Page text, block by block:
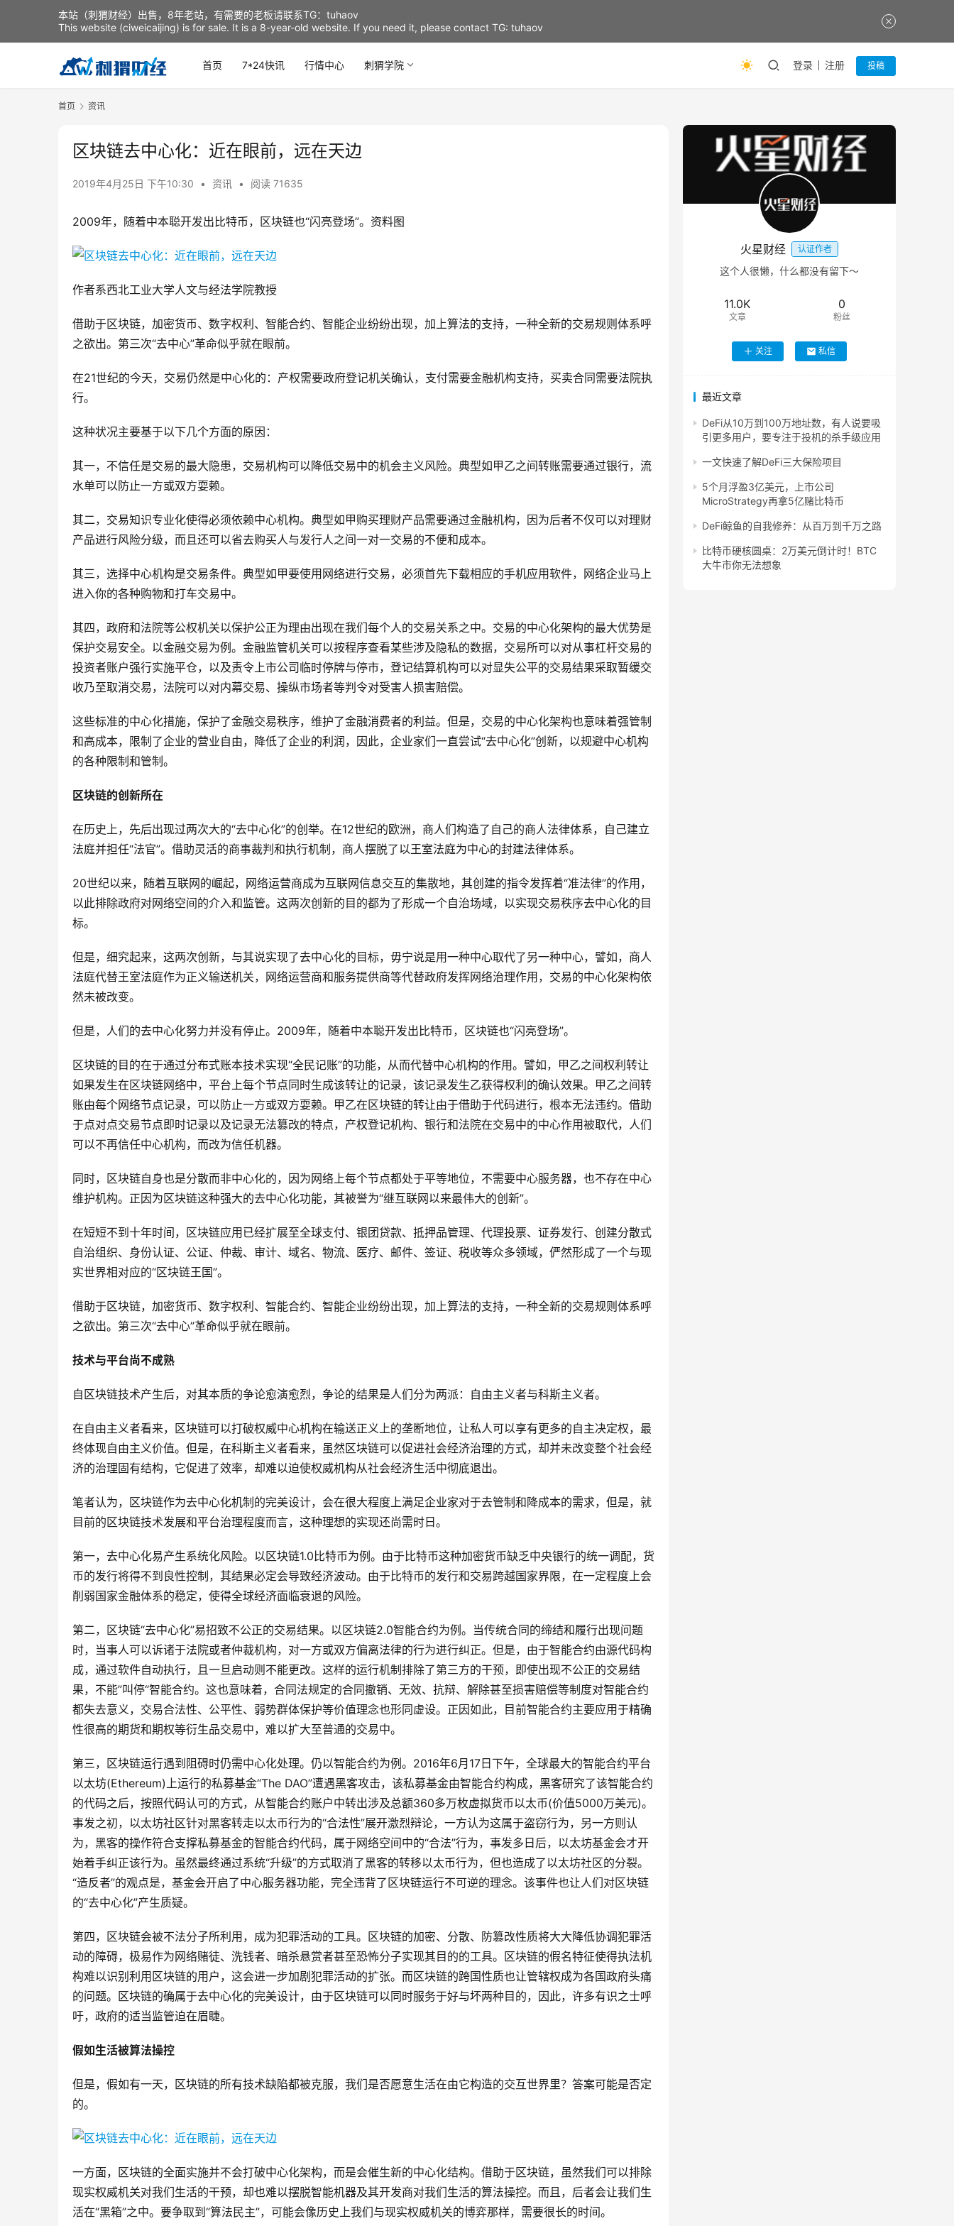
首页 7*24快讯 行情中心 刺猬学院 登录 注册 投稿
首页 资讯
区块链去中心化：近在眼前，远在天边
2019年4月25日 下午10:30 • 资讯 • 阅读 71635
2009年，随着中本聪开发出比特币，区块链也“闪亮登场”。资料图
作者系西北工业大学人文与经法学院教授
借助于区块链，加密货币、数字权利、智能合约、智能企业纷纷出现，加上算法的支持，一种全新的交易规则体系呼
之欲出。第三次“去中心”革命似乎就在眼前。
在21世纪的今天，交易仍然是中心化的：产权需要政府登记机关确认，支付需要金融机构支持，买卖合同需要法院执
行。
这种状况主要基于以下几个方面的原因：
其一，不信任是交易的最大隐患，交易机构可以降低交易中的机会主义风险。典型如甲乙之间转账需要通过银行，流
水单可以防止一方或双方耍赖。
其二，交易知识专业化使得必须依赖中心机构。典型如甲购买理财产品需要通过金融机构，因为后者不仅可以对理财
产品进行风险分级，而且还可以省去购买人与发行人之间一对一交易的不便和成本。
其三，选择中心机构是交易条件。典型如甲要使用网络进行交易，必须首先下载相应的手机应用软件，网络企业马上
进入你的各种购物和打车交易中。
其四，政府和法院等公权机关以保护公正为理由出现在我们每个人的交易关系之中。交易的中心化架构的最大优势是
保护交易安全。以金融交易为例。金融监管机关可以按程序查看某些涉及隐私的数据，交易所可以对从事杠杆交易的
投资者账户强行实施平仓，以及责令上市公司临时停牌与停市，登记结算机构可以对显失公平的交易结果采取暂缓交
收乃至取消交易，法院可以对内幕交易、操纵市场者等判令对受害人损害赔偿。
这些标准的中心化措施，保护了金融交易秩序，维护了金融消费者的利益。但是，交易的中心化架构也意味着强管制
和高成本，限制了企业的营业自由，降低了企业的利润，因此，企业家们一直尝试“去中心化”创新，以规避中心机构
的各种限制和管制。
区块链的创新所在
在历史上，先后出现过两次大的“去中心化”的创举。在12世纪的欧洲，商人们构造了自己的商人法律体系，自己建立
法庭并担任“法官”。借助灵活的商事裁判和执行机制，商人摆脱了以王室法庭为中心的封建法律体系。
20世纪以来，随着互联网的崛起，网络运营商成为互联网信息交互的集散地，其创建的指令发挥着“准法律”的作用，
以此排除政府对网络空间的介入和监管。这两次创新的目的都为了形成一个自治场域，以实现交易秩序去中心化的目
标。
但是，细究起来，这两次创新，与其说实现了去中心化的目标，毋宁说是用一种中心取代了另一种中心，譬如，商人
法庭代替王室法庭作为正义输送机关，网络运营商和服务提供商等代替政府发挥网络治理作用，交易的中心化架构依
然未被改变。
但是，人们的去中心化努力并没有停止。2009年，随着中本聪开发出比特币，区块链也“闪亮登场”。
区块链的目的在于通过分布式账本技术实现“全民记账”的功能，从而代替中心机构的作用。譬如，甲乙之间权利转让
如果发生在区块链网络中，平台上每个节点同时生成该转让的记录，该记录发生乙获得权利的确认效果。甲乙之间转
账由每个网络节点记录，可以防止一方或双方耍赖。甲乙在区块链的转让由于借助于代码进行，根本无法违约。借助
于点对点交易节点即时记录以及记录无法篡改的特点，产权登记机构、银行和法院在交易中的中心作用被取代，人们
可以不再信任中心机构，而改为信任机器。
同时，区块链自身也是分散而非中心化的，因为网络上每个节点都处于平等地位，不需要中心服务器，也不存在中心
维护机构。正因为区块链这种强大的去中心化功能，其被誉为“继互联网以来最伟大的创新”。
在短短不到十年时间，区块链应用已经扩展至全球支付、银团贷款、抵押品管理、代理投票、证券发行、创建分散式
自治组织、身份认证、公证、仲裁、审计、域名、物流、医疗、邮件、签证、税收等众多领域，俨然形成了一个与现
实世界相对应的“区块链王国”。
借助于区块链，加密货币、数字权利、智能合约、智能企业纷纷出现，加上算法的支持，一种全新的交易规则体系呼
之欲出。第三次“去中心”革命似乎就在眼前。
技术与平台尚不成熟
自区块链技术产生后，对其本质的争论愈演愈烈，争论的结果是人们分为两派：自由主义者与科斯主义者。
在自由主义者看来，区块链可以打破权威中心机构在输送正义上的垄断地位，让私人可以享有更多的自主决定权，最
终体现自由主义价值。但是，在科斯主义者看来，虽然区块链可以促进社会经济治理的方式，却并未改变整个社会经
济的治理固有结构，它促进了效率，却难以迫使权威机构从社会经济生活中彻底退出。
笔者认为，区块链作为去中心化机制的完美设计，会在很大程度上满足企业家对于去管制和降成本的需求，但是，就
目前的区块链技术发展和平台治理程度而言，这种理想的实现还尚需时日。
第一，去中心化易产生系统化风险。以区块链1.0比特币为例。由于比特币这种加密货币缺乏中央银行的统一调配，货
币的发行将得不到良性控制，其结果必定会导致经济波动。由于比特币的发行和交易跨越国家界限，在一定程度上会
削弱国家金融体系的稳定，使得全球经济面临衰退的风险。
第二，区块链“去中心化”易招致不公正的交易结果。以区块链2.0智能合约为例。当传统合同的缔结和履行出现问题
时，当事人可以诉诸于法院或者仲裁机构，对一方或双方偏离法律的行为进行纠正。但是，由于智能合约由源代码构
成，通过软件自动执行，且一旦启动则不能更改。这样的运行机制排除了第三方的干预，即使出现不公正的交易结
果，不能”叫停“智能合约。这也意味着，合同法规定的合同撤销、无效、抗辩、解除甚至损害赔偿等制度对智能合约
都失去意义，交易合法性、公平性、弱势群体保护等价值理念也形同虚设。正因如此，目前智能合约主要应用于精确
性很高的期货和期权等衍生品交易中，难以扩大至普通的交易中。
第三，区块链运行遇到阻碍时仍需中心化处理。仍以智能合约为例。2016年6月17日下午，全球最大的智能合约平台
以太坊(Ethereum)上运行的私募基金“The DAO”遭遇黑客攻击，该私募基金由智能合约构成，黑客研究了该智能合约
的代码之后，按照代码认可的方式，从智能合约账户中转出涉及总额360多万枚虚拟货币以太币(价值5000万美元)。
事发之初，以太坊社区针对黑客转走以太币行为的“合法性”展开激烈辩论，一方认为这属于盗窃行为，另一方则认
为，黑客的操作符合支撑私募基金的智能合约代码，属于网络空间中的“合法”行为，事发多日后，以太坊基金会才开
始着手纠正该行为。虽然最终通过系统“升级”的方式取消了黑客的转移以太币行为，但也造成了以太坊社区的分裂。
“造反者”的观点是，基金会开启了中心服务器功能，完全违背了区块链运行不可逆的理念。该事件也让人们对区块链
的“去中心化”产生质疑。
第四，区块链会被不法分子所利用，成为犯罪活动的工具。区块链的加密、分散、防篡改性质将大大降低协调犯罪活
动的障碍，极易作为网络赌徒、洗钱者、暗杀悬赏者甚至恐怖分子实现其目的的工具。区块链的假名特征使得执法机
构难以识别利用区块链的用户，这会进一步加剧犯罪活动的扩张。而区块链的跨国性质也让管辖权成为各国政府头痛
的问题。区块链的确属于去中心化的完美设计，由于区块链可以同时服务于好与坏两种目的，因此，许多有识之士呼
吁，政府的适当监管迫在眉睫。
假如生活被算法操控
但是，假如有一天，区块链的所有技术缺陷都被克服，我们是否愿意生活在由它构造的交互世界里？答案可能是否定
的。
一方面，区块链的全面实施并不会打破中心化架构，而是会催生新的中心化结构。借助于区块链，虽然我们可以排除
现实权威机关对我们生活的干预，却也难以摆脱智能机器及其开发商对我们生活的算法操控。而且，后者会让我们生
活在“黑箱”之中。要争取到“算法民主”，可能会像历史上我们与现实权威机关的博弈那样，需要很长的时间。
火星财经 认证作者
这个人很懒，什么都没有留下～
11.0K
文章
0
粉丝
关注 私信
最近文章
DeFi从10万到100万地址数，有人说要吸
引更多用户，要专注于投机的杀手级应用
一文快速了解DeFi三大保险项目
5个月浮盈3亿美元，上市公司
MicroStrategy再拿5亿赌比特币
DeFi鲸鱼的自我修养：从百万到千万之路
比特币硬核圆桌：2万美元倒计时！BTC
大牛市你无法想象
本站（刺猬财经）出售，8年老站，有需要的老板请联系TG：tuhaov
This website (ciweicaijing) is for sale. It is a 8-year-old website. If you need it, please contact TG: tuhaov